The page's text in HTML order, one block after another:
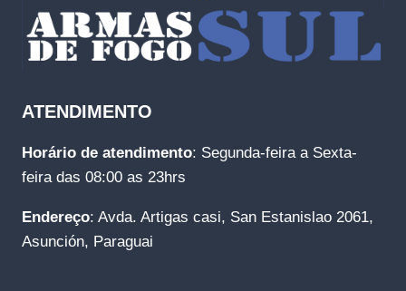
ATENDIMENTO
Horário de atendimento: Segunda-feira a Sexta-
feira das 08:00 as 23hrs
Endereço: Avda. Artigas casi, San Estanislao 2061,
Asunción, Paraguai